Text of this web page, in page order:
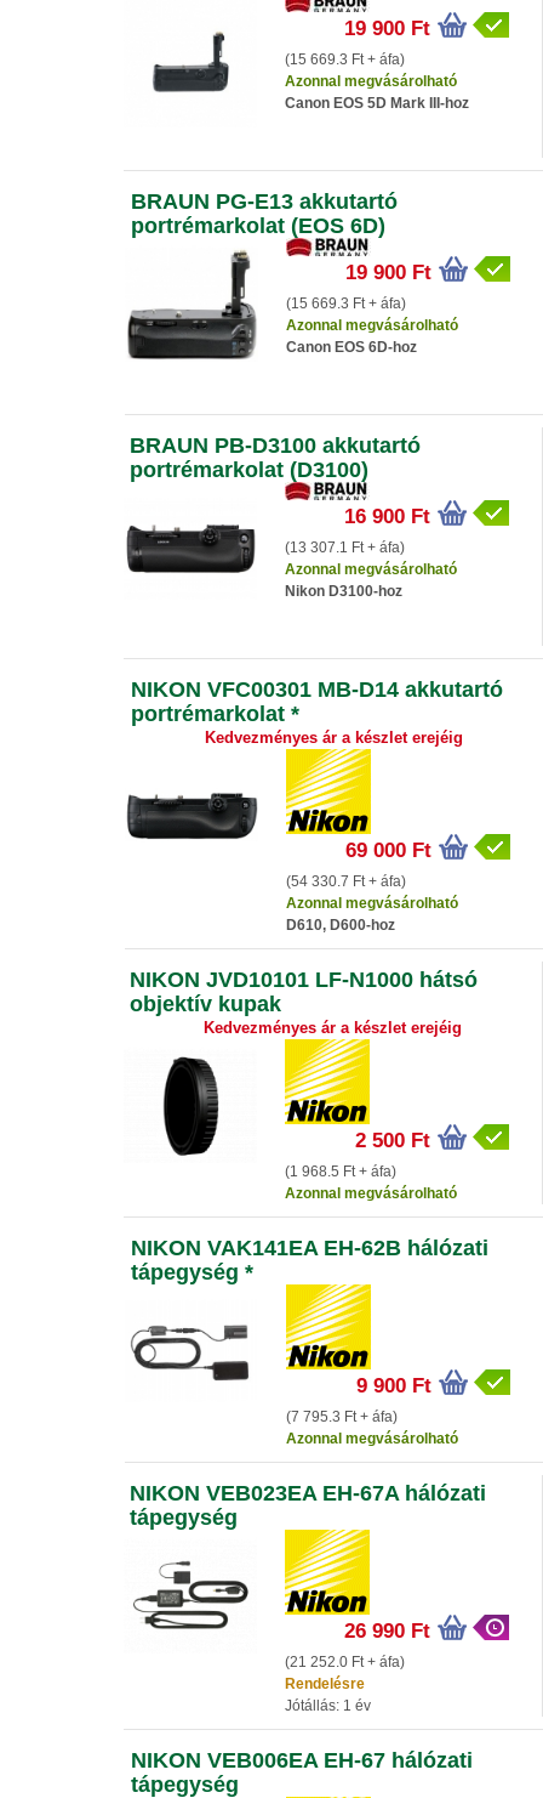
19 900 Ft
(15 669.3 Ft + áfa)
Azonnal megvásárolható
Canon EOS 5D Mark III-hoz
BRAUN PG-E13 akkutartó
portrémarkolat (EOS 6D)
19 900 Ft
(15 669.3 Ft + áfa)
Azonnal megvásárolható
Canon EOS 6D-hoz
BRAUN PB-D3100 akkutartó
portrémarkolat (D3100)
16 900 Ft
(13 307.1 Ft + áfa)
Azonnal megvásárolható
Nikon D3100-hoz
NIKON VFC00301 MB-D14 akkutartó
portrémarkolat *
Kedvezményes ár a készlet erejéig
69 000 Ft
(54 330.7 Ft + áfa)
Azonnal megvásárolható
D610, D600-hoz
NIKON JVD10101 LF-N1000 hátsó
objektív kupak
Kedvezményes ár a készlet erejéig
2 500 Ft
(1 968.5 Ft + áfa)
Azonnal megvásárolható
NIKON VAK141EA EH-62B hálózati
tápegység *
9 900 Ft
(7 795.3 Ft + áfa)
Azonnal megvásárolható
NIKON VEB023EA EH-67A hálózati
tápegység
26 990 Ft
(21 252.0 Ft + áfa)
Rendelésre
Jótállás: 1 év
NIKON VEB006EA EH-67 hálózati
tápegység